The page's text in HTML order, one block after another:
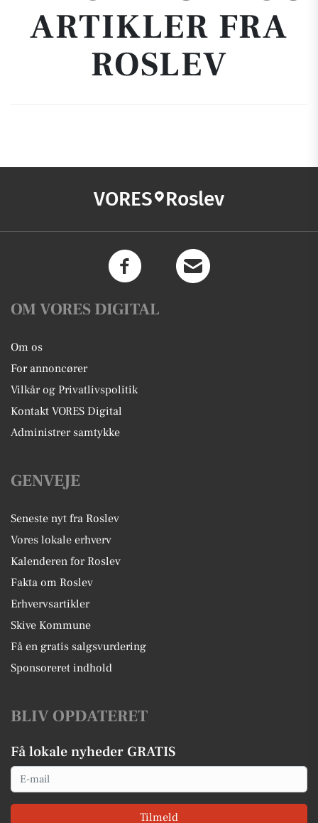
ARTIKLER FRA
ROSLEV
VORES Roslev
OM VORES DIGITAL
Om os
For annoncører
Vilkår og Privatlivspolitik
Kontakt VORES Digital
Administrer samtykke
GENVEJE
Seneste nyt fra Roslev
Vores lokale erhverv
Kalenderen for Roslev
Fakta om Roslev
Erhvervsartikler
Skive Kommune
Få en gratis salgsvurdering
Sponsoreret indhold
BLIV OPDATERET
Få lokale nyheder GRATIS
Email
Tilmeld